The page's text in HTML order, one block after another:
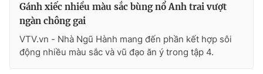
Gánh xiếc nhiều màu sắc bùng nổ Anh trai vượt
ngàn chông gai
VTV.vn - Nhà Ngũ Hành mang đến phần kết hợp sôi
động nhiều màu sắc và vũ đạo ăn ý trong tập 4.